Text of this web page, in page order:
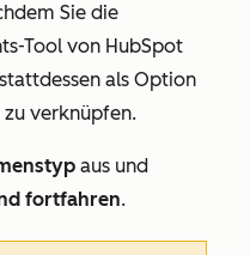
Sie die
Tool von HubSpot
als Option
verknüpfen.
aus und
fortfahren.